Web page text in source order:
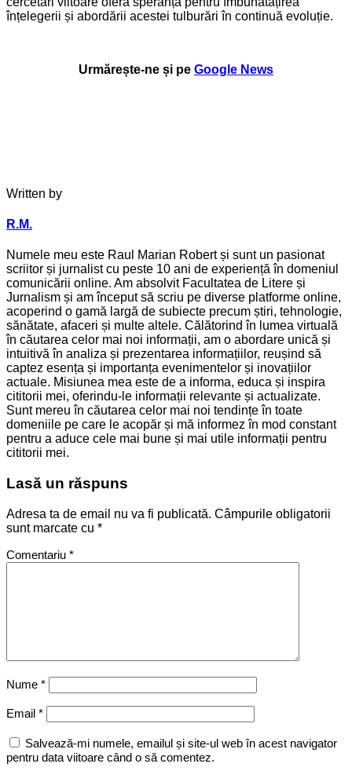
înțelegerii și abordării acestei tulburări în continuă evoluție.
Urmărește-ne și pe Google News
Written by
R.M.
Numele meu este Raul Marian Robert și sunt un pasionat
scriitor și jurnalist cu peste 10 ani de experiență în domeniul
comunicării online. Am absolvit Facultatea de Litere și
Jurnalism și am început să scriu pe diverse platforme online,
acoperind o gamă largă de subiecte precum știri, tehnologie,
sănătate, afaceri și multe altele. Călătorind în lumea virtuală
în căutarea celor mai noi informații, am o abordare unică și
intuitivă în analiza și prezentarea informațiilor, reușind să
captez esența și importanța evenimentelor și inovațiilor
actuale. Misiunea mea este de a informa, educa și inspira
cititorii mei, oferindu-le informații relevante și actualizate.
Sunt mereu în căutarea celor mai noi tendințe în toate
domeniile pe care le acopăr și mă informez în mod constant
pentru a aduce cele mai bune și mai utile informații pentru
cititorii mei.
Lasă un răspuns
Adresa ta de email nu va fi publicată. Câmpurile obligatorii
sunt marcate cu *
Comentariu *
Nume *
Email *
Salvează-mi numele, emailul și site-ul web în acest navigator
pentru data viitoare când o să comentez.